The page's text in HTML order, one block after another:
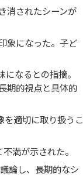
消されたシーンが
象になった。子ど
なるとの指摘。
期的視点と具体的
適切に取り扱うこ
満が示された。
論し、長期的なシ